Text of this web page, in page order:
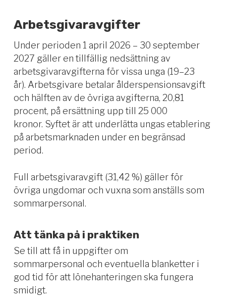
Arbetsgivaravgifter
Under perioden 1 april 2026 – 30 september
2027 gäller en tillfällig nedsättning av
arbetsgivaravgifterna för vissa unga (19–23
år). Arbetsgivare betalar ålderspensionsavgift
och hälften av de övriga avgifterna, 20,81
procent, på ersättning upp till 25 000
kronor. Syftet är att underlätta ungas etablering
på arbetsmarknaden under en begränsad
period.
Full arbetsgivaravgift (31,42 %) gäller för
övriga ungdomar och vuxna som anställs som
sommarpersonal.
Att tänka på i praktiken
Se till att få in uppgifter om
sommarpersonal och eventuella blanketter i
god tid för att lönehanteringen ska fungera
smidigt.